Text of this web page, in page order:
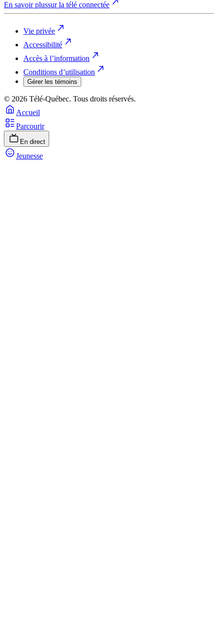
En savoir plussur la télé connectée
Vie privée
Accessibilité
Accès à l’information
Conditions d’utilisation
Gérer les témoins
© 2026 Télé-Québec. Tous droits réservés.
Accueil
Parcourir
En direct
Jeunesse